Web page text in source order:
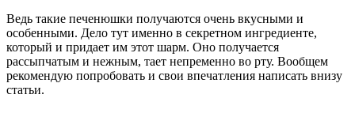
Ведь такие печенюшки получаются очень вкусными и
особенными. Дело тут именно в секретном ингредиенте,
который и придает им этот шарм. Оно получается
рассыпчатым и нежным, тает непременно во рту. Вообщем
рекомендую попробовать и свои впечатления написать внизу
статьи.